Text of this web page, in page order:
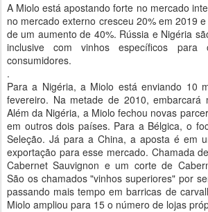
A Miolo está apostando forte no mercado
no mercado externo cresceu 20% em 2019
de um aumento de 40%. Rússia e Nigéria
inclusive com vinhos específicos para
consumidores.
.
Para a Nigéria, a Miolo está enviando 10
fevereiro. Na metade de 2010, embarcará
Além da Nigéria, a Miolo fechou novas
em outros dois países. Para a Bélgica, o
Seleção. Já para a China, a aposta é em
exportação para esse mercado. Chamada
Cabernet Sauvignon e um corte de
São os chamados "vinhos superiores" por
passando mais tempo em barricas de
Miolo ampliou para 15 o número de lojas